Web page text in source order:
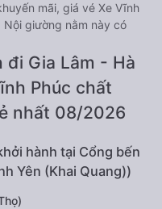
mãi, giá vé Xe Vĩnh
Nội giường nằm này có
đi Gia Lâm - Hà
Phúc chất
nhất 08/2026
hành tại Cổng bến
Yên (Khai Quang))